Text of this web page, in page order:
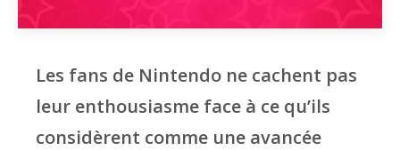
Les fans de Nintendo ne cachent pas
leur enthousiasme face à ce qu’ils
considèrent comme une avancée